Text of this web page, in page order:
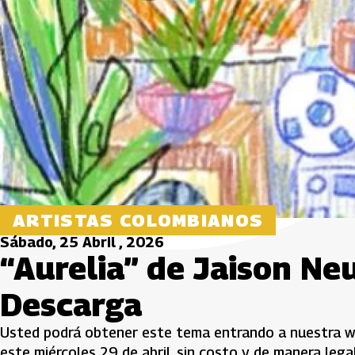
ARTISTAS COLOMBIANOS
Sábado, 25 Abril , 2026
“Aurelia” de Jaison
Descarga
Usted podrá obtener este tema entrando a nuestra